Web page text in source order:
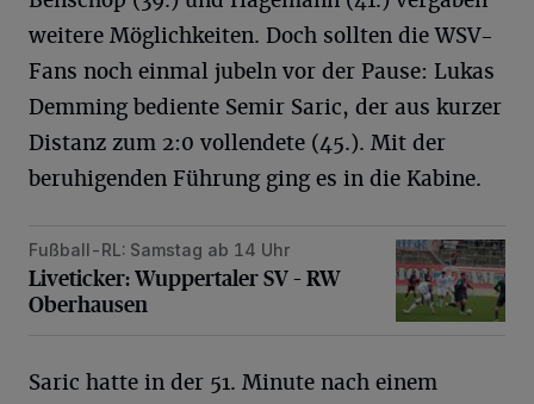
weitere Möglichkeiten. Doch sollten die WSV-
Fans noch einmal jubeln vor der Pause: Lukas
Demming bediente Semir Saric, der aus kurzer
Distanz zum 2:0 vollendete (45.). Mit der
beruhigenden Führung ging es in die Kabine.
Liveticker: Wuppertaler SV – RW Oberhausen
Fußball-RL: Samstag ab 14 Uhr
Liveticker: Wuppertaler SV – RW
Oberhausen
Saric hatte in der 51. Minute nach einem